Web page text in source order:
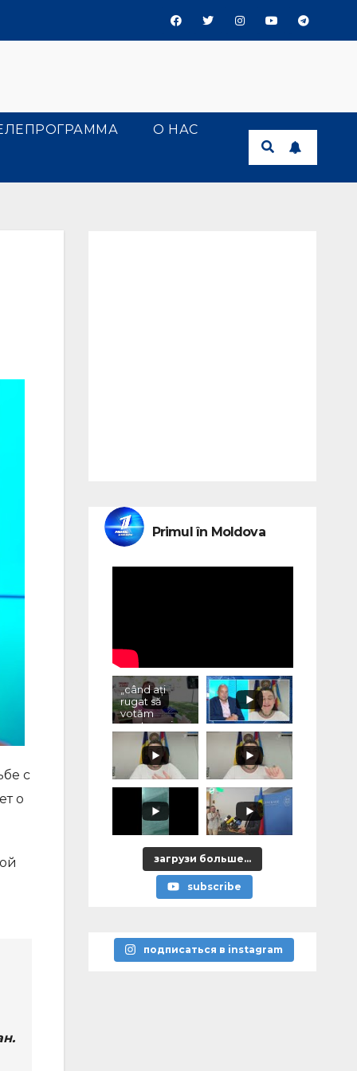
О НАС
с
о
Primul în Moldova
„când ați
rugat să
votăm
pentru voi,
ce ați
promis?"
загрузи больше...
subscribe
подписаться в instagram